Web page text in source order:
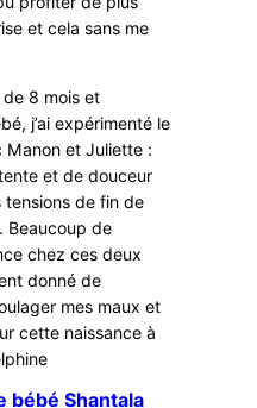
et cela sans me
8 mois et
j’ai expérimenté le
Manon et Juliette :
et de douceur
de fin de
Beaucoup de
chez ces deux
donné de
mes maux et
cette naissance à
bébé Shantala